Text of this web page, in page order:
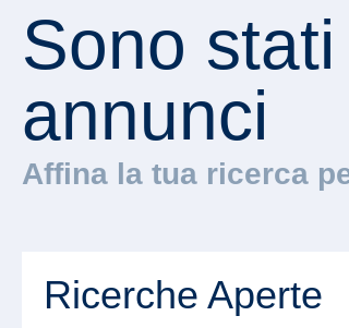
Sono
annunci
Affina la tua ricerca
Ricerche Aperte